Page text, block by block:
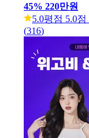
45% 220만원
5.0평점 5.0
(316)